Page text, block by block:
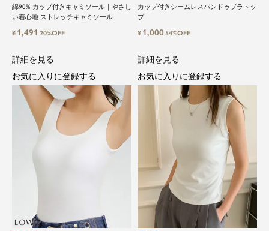
綿90% カップ付きキャミソール｜やさし
い着心地 ストレッチキャミソール
¥ 1,491 20%OFF
カップ付きシームレスバンドゥブラトッ
プ
¥ 1,00054%OFF
詳細を見る
お気に入りに登録する
詳細を見る
お気に入りに登録する